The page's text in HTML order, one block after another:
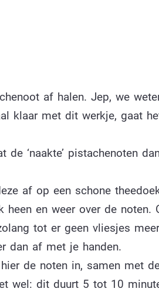
af halen. Jep, we
klaar met dit werkje, gaat
‘naakte’ pistachenoten
af op een schone
en weer over de noten.
tot er geen vliesjes
dan af met je handen.
de noten in, samen met
wel: dit duurt 5 tot 10